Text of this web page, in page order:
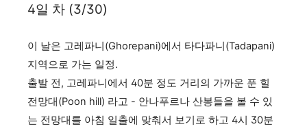
4일 차 (3/30)
이 날은 고레파니(Ghorepani)에서 타다파니(Tadapani)
지역으로 가는 일정.
출발 전, 고레파니에서 40분 정도 거리의 가까운 푼 힐
전망대(Poon hill) 라고 - 안나푸르나 산봉들을 볼 수 있
는 전망대를 아침 일출에 맞춰서 보기로 하고 4시 30분